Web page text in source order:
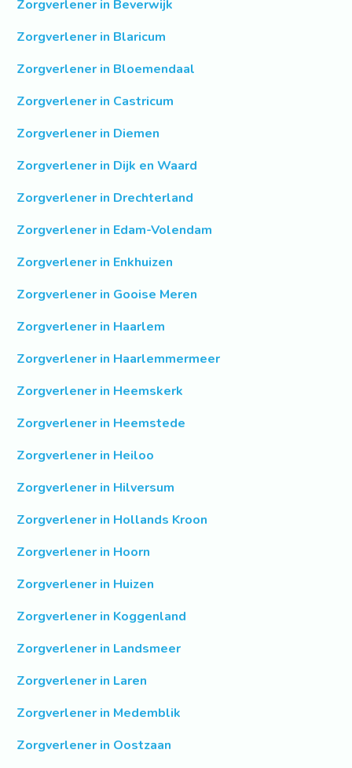
Zorgverlener in Beverwijk
Zorgverlener in Blaricum
Zorgverlener in Bloemendaal
Zorgverlener in Castricum
Zorgverlener in Diemen
Zorgverlener in Dijk en Waard
Zorgverlener in Drechterland
Zorgverlener in Edam-Volendam
Zorgverlener in Enkhuizen
Zorgverlener in Gooise Meren
Zorgverlener in Haarlem
Zorgverlener in Haarlemmermeer
Zorgverlener in Heemskerk
Zorgverlener in Heemstede
Zorgverlener in Heiloo
Zorgverlener in Hilversum
Zorgverlener in Hollands Kroon
Zorgverlener in Hoorn
Zorgverlener in Huizen
Zorgverlener in Koggenland
Zorgverlener in Landsmeer
Zorgverlener in Laren
Zorgverlener in Medemblik
Zorgverlener in Oostzaan